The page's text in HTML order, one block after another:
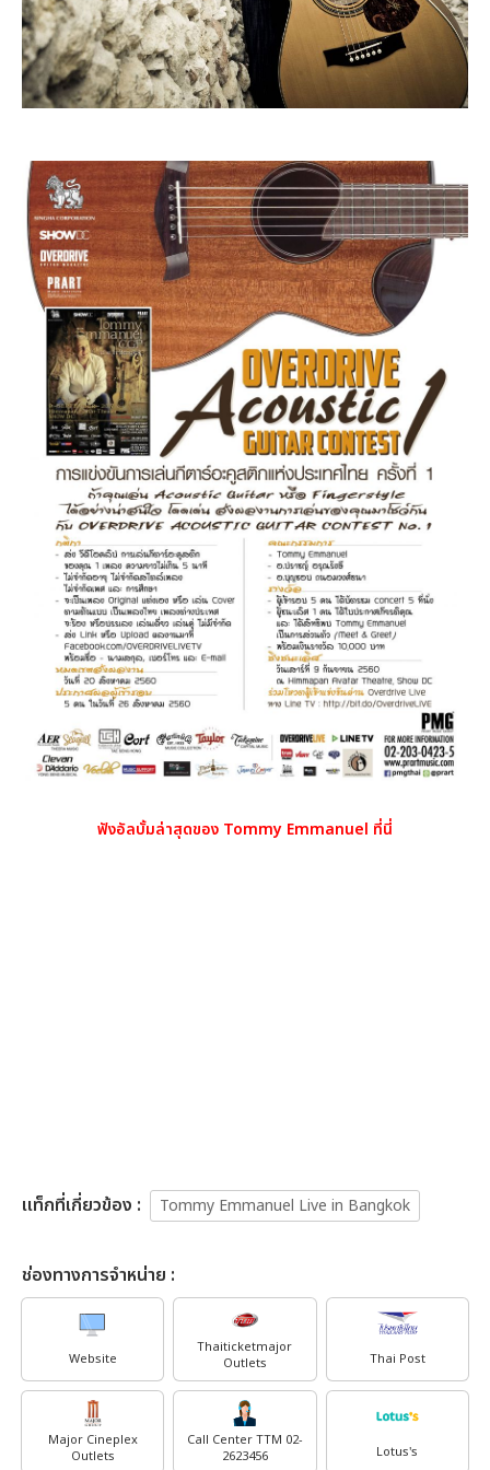
ฟังอัลบั้มล่าสุดของ Tommy Emmanuel ที่นี่
เเท็กที่เกี่ยวข้อง : Tommy Emmanuel Live in Bangkok
ช่องทางการจำหน่าย :
Website
Thaiticketmajor
Outlets
Thai Post
Major Cineplex
Outlets
Call Center TTM 02-
2623456
Lotus's